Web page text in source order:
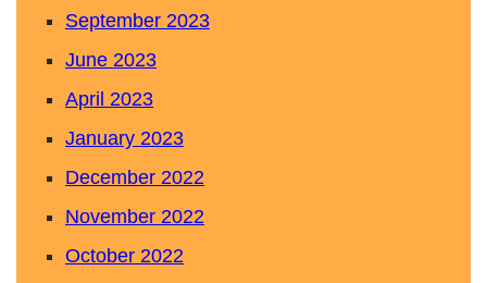
September 2023
June 2023
April 2023
January 2023
December 2022
November 2022
October 2022